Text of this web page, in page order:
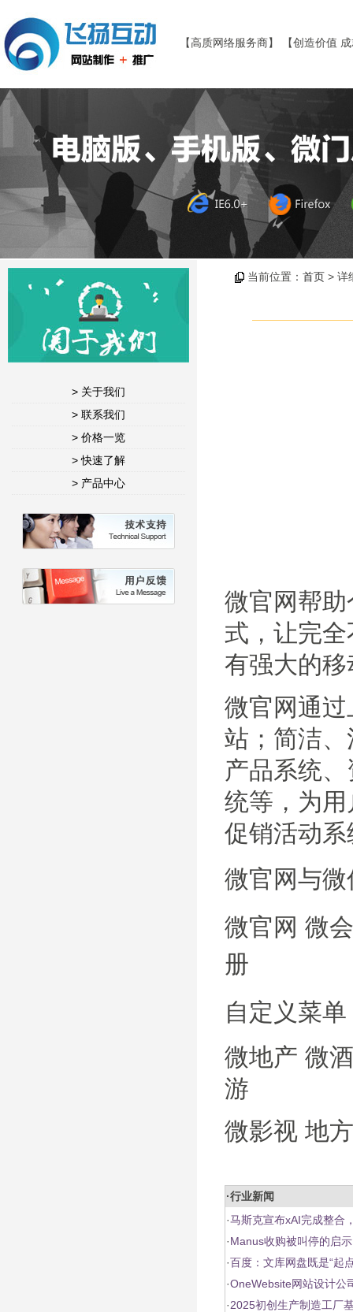
【高质网络服务商】 【创造价值
> 关于我们
> 联系我们
> 价格一览
> 快速了解
> 产品中心
当前位置： 首页 > 详
微官网帮
式，让完
有强大的
微官网通
站；简洁
产品系统
统等，为
促销活动
微官网与
微官网 微
册
自定义菜
微地产 微
游
微影视 地
·行业新闻
·马斯克宣布xAI完成整合
·Manus收购被叫停的启示
·百度：文库网盘既是“起
·OneWebsite网站设计公
·2025初创生产制造工厂